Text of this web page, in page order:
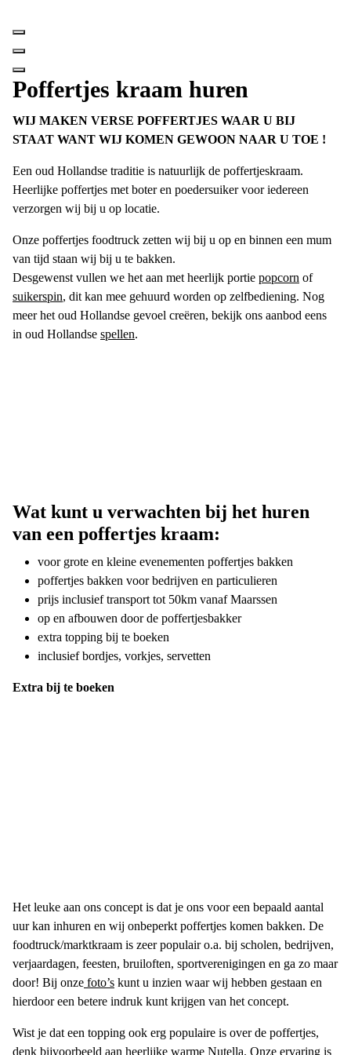
naar
inhoud
Poffertjes kraam huren
WIJ MAKEN VERSE POFFERTJES WAAR U BIJ
STAAT WANT WIJ KOMEN GEWOON NAAR U TOE !
Een oud Hollandse traditie is natuurlijk de poffertjeskraam.
Heerlijke poffertjes met boter en poedersuiker voor iedereen
verzorgen wij bij u op locatie.
Onze poffertjes foodtruck zetten wij bij u op en binnen een mum
van tijd staan wij bij u te bakken.
Desgewenst vullen we het aan met heerlijk portie popcorn of
suikerspin, dit kan mee gehuurd worden op zelfbediening. Nog
meer het oud Hollandse gevoel creëren, bekijk ons aanbod eens
in oud Hollandse spellen.
Wat kunt u verwachten bij het huren
van een poffertjes kraam:
voor grote en kleine evenementen poffertjes bakken
poffertjes bakken voor bedrijven en particulieren
prijs inclusief transport tot 50km vanaf Maarssen
op en afbouwen door de poffertjesbakker
extra topping bij te boeken
inclusief bordjes, vorkjes, servetten
Extra bij te boeken
Het leuke aan ons concept is dat je ons voor een bepaald aantal
uur kan inhuren en wij onbeperkt poffertjes komen bakken. De
foodtruck/marktkraam is zeer populair o.a. bij scholen, bedrijven,
verjaardagen, feesten, bruiloften, sportverenigingen en ga zo maar
door! Bij onze foto’s kunt u inzien waar wij hebben gestaan en
hierdoor een betere indruk kunt krijgen van het concept.
Wist je dat een topping ook erg populaire is over de poffertjes,
denk bijvoorbeeld aan heerlijke warme Nutella. Onze ervaring is